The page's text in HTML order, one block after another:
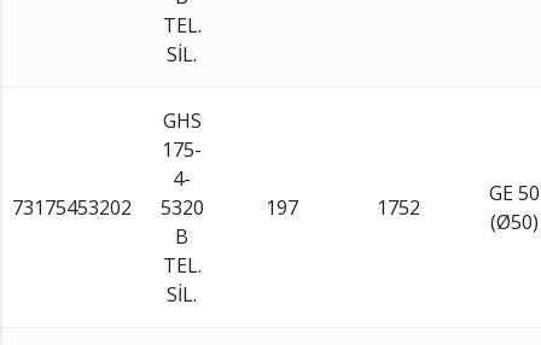
TEL.
SİL.
73175453202
GHS
175-
4-
5320
B
TEL.
SİL.
197 1752
GE 50
(Ø50)